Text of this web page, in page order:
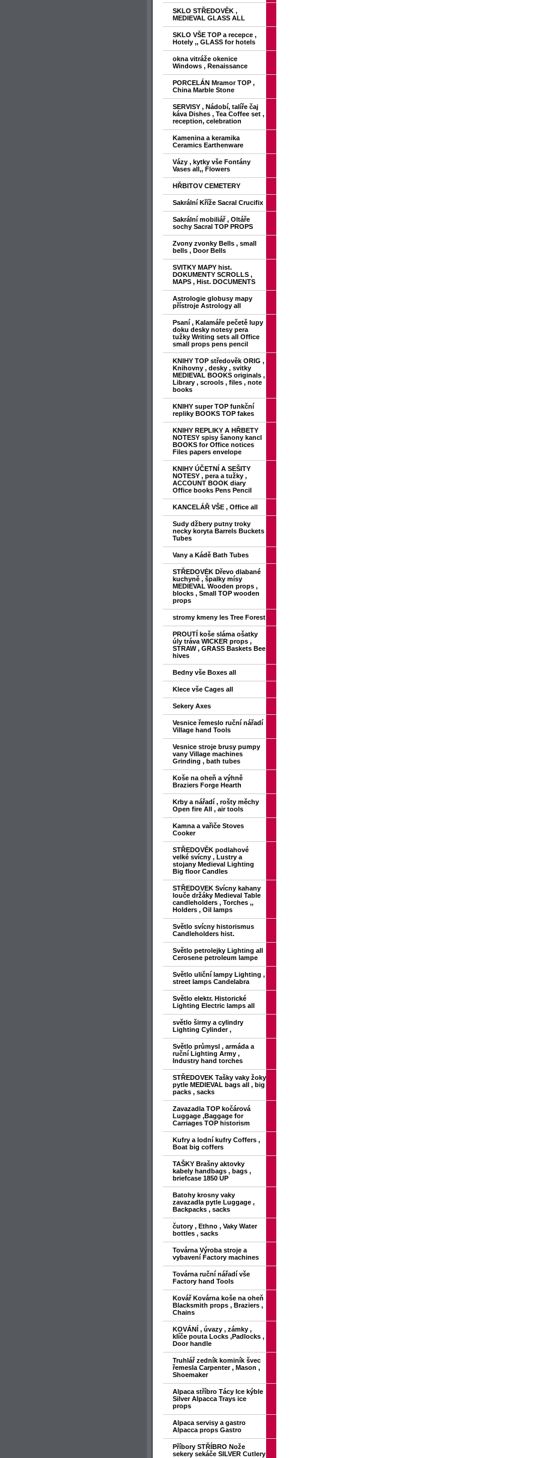
SKLO STŘEDOVĚK ,
MEDIEVAL GLASS ALL
SKLO VŠE TOP a recepce ,
Hotely ,, GLASS for hotels
okna vitráže okenice
Windows , Renaissance
PORCELÁN Mramor TOP ,
China Marble Stone
SERVISY , Nádobí, talíře čaj
káva Dishes , Tea Coffee set ,
reception, celebration
Kamenina a keramika
Ceramics Earthenware
Vázy , kytky vše Fontány
Vases all,, Flowers
HŘBITOV CEMETERY
Sakrální Kříže Sacral Crucifix
Sakrální mobiliář , Oltáře
sochy Sacral TOP PROPS
Zvony zvonky Bells , small
bells , Door Bells
SVITKY MAPY hist.
DOKUMENTY SCROLLS ,
MAPS , Hist. DOCUMENTS
Astrologie globusy mapy
přístroje Astrology all
Psaní , Kalamáře pečetě lupy
doku desky notesy pera
tužky Writing sets all Office
small props pens pencil
KNIHY TOP středověk ORIG ,
Knihovny , desky , svitky
MEDIEVAL BOOKS originals ,
Library , scrools , files , note
books
KNIHY super TOP funkční
repliky BOOKS TOP fakes
KNIHY REPLIKY A HŘBETY
NOTESY spisy šanony kancl
BOOKS for Office notices
Files papers envelope
KNIHY ÚČETNÍ A SEŠITY
NOTESY , pera a tužky ,
ACCOUNT BOOK diary
Office books Pens Pencil
KANCELÁŘ VŠE , Office all
Sudy džbery putny troky
necky koryta Barrels Buckets
Tubes
Vany a Kádě Bath Tubes
STŘEDOVĖK Dřevo dlabané
kuchyně , špalky mísy
MEDIEVAL Wooden props ,
blocks , Small TOP wooden
props
stromy kmeny les Tree Forest
PROUTÍ koše sláma ošatky
úly tráva WICKER props ,
STRAW , GRASS Baskets Bee
hives
Bedny vše Boxes all
Klece vše Cages all
Sekery Axes
Vesnice řemeslo ruční nářadí
Village hand Tools
Vesnice stroje brusy pumpy
vany Village machines
Grinding , bath tubes
Koše na oheň a výhně
Braziers Forge Hearth
Krby a nářadí , rošty měchy
Open fire All , air tools
Kamna a vařiče Stoves
Cooker
STŘEDOVĚK podlahové
velké svícny , Lustry a
stojany Medieval Lighting
Big floor Candles
STŘEDOVEK Svícny kahany
louče držáky Medieval Table
candleholders , Torches ,,
Holders , Oil lamps
Světlo svícny historismus
Candleholders hist.
Světlo petrolejky Lighting all
Cerosene petroleum lampe
Světlo uliční lampy Lighting ,
street lamps Candelabra
Světlo elektr. Historické
Lighting Electric lamps all
světlo širmy a cylindry
Lighting Cylinder ,
Světlo průmysl , armáda a
ruční Lighting Army ,
Industry hand torches
STŘEDOVEK Tašky vaky žoky
pytle MEDIEVAL bags all , big
packs , sacks
Zavazadla TOP kočárová
Luggage ,Baggage for
Carriages TOP historism
Kufry a lodní kufry Coffers ,
Boat big coffers
TAŠKY Brašny aktovky
kabely handbags , bags ,
briefcase 1850 UP
Batohy krosny vaky
zavazadla pytle Luggage ,
Backpacks , sacks
čutory , Ethno , Vaky Water
bottles , sacks
Továrna Výroba stroje a
vybavení Factory machines
Továrna ruční nářadí vše
Factory hand Tools
Kovář Kovárna koše na oheň
Blacksmith props , Braziers ,
Chains
KOVÁNÍ , úvazy , zámky ,
klíče pouta Locks ,Padlocks ,
Door handle
Truhlář zedník kominík švec
řemesla Carpenter , Mason ,
Shoemaker
Alpaca stříbro Tácy Ice kýble
Silver Alpacca Trays ice
props
Alpaca servisy a gastro
Alpacca props Gastro
Příbory STŘÍBRO Nože
sekery sekáče SILVER Cutlery